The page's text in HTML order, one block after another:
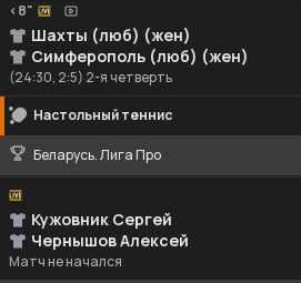
<8"
Шахты (люб) (жен)
Симферополь (люб) (жен)
(24:30, 2:5) 2-я четверть
Настольный теннис
Беларусь. Лига Про
Кужовник Сергей
Чернышов Алексей
Матч не начался